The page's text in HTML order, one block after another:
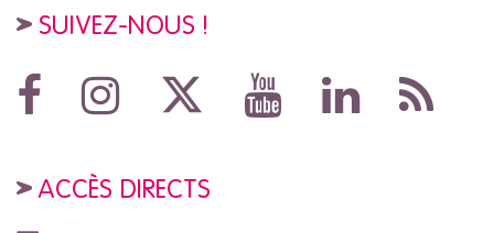
SUIVEZ-NOUS !
ACCÈS DIRECTS